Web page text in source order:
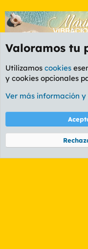
Etiquetas
Cookies
PL
Términos
Community platform by
Valoramos tu
Utilizamos cookies
y cookies opcionales
Ver más información